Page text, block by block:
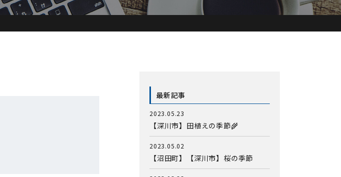
最新記事
2023.05.23
【深川市】田植えの季節🌾
2023.05.02
【沼田町】【深川市】桜の季節